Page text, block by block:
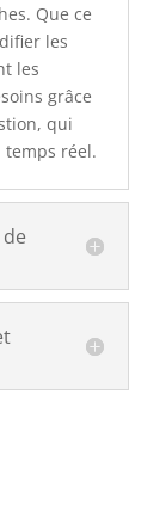
Que ce
les
les
grâce
qui
réel.